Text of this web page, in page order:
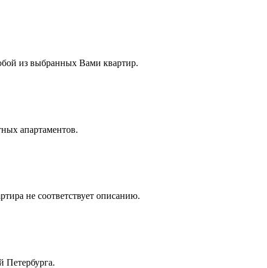
из выбранных Вами квартир.
апартаментов.
не соответствует описанию.
Петербурга.